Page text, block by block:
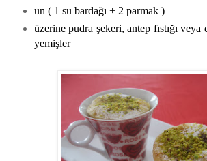
un ( 1 su bardağı + 2 parmak )
üzerine pudra şekeri, antep fıstığı
yemişler